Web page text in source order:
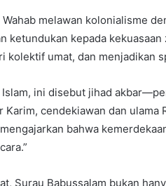
melawan kolonialisme
ketundukan kepada
kolektif umat, dan menjadikan
Islam, ini disebut jihad
Karim, cendekiawan dan
bahwa
Surau Babussalam bukan